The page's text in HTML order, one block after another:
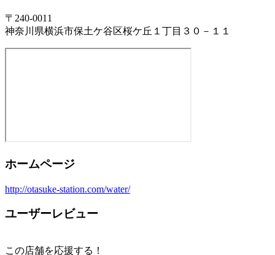
〒240-0011
神奈川県横浜市保土ケ谷区桜ケ丘１丁目３０－１１
ホームページ
http://otasuke-station.com/water/
ユーザーレビュー
この店舗を応援する！